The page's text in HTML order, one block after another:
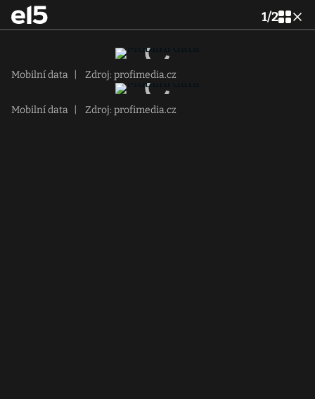
1/2
Mobilní data Zdroj: profimedia.cz
Mobilní data Zdroj: profimedia.cz